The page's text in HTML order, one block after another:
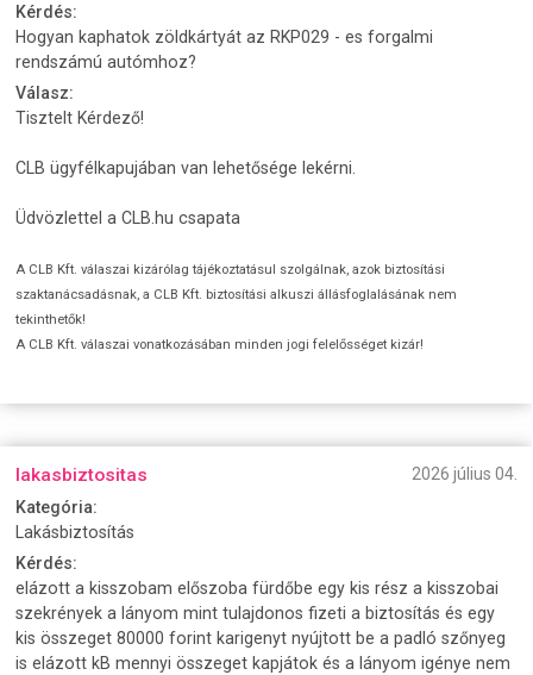
Kérdés:
Hogyan kaphatok zöldkártyát az RKP029 - es forgalmi
rendszámú autómhoz?
Válasz:
Tisztelt Kérdező!
CLB ügyfélkapujában van lehetősége lekérni.
Üdvözlettel a CLB.hu csapata
A CLB Kft. válaszai kizárólag tájékoztatásul szolgálnak, azok biztosítási
szaktanácsadásnak, a CLB Kft. biztosítási alkuszi állásfoglalásának nem
tekinthetők!
A CLB Kft. válaszai vonatkozásában minden jogi felelősséget kizár!
lakasbiztositas
2026 július 04.
Kategória:
Lakásbiztosítás
Kérdés:
elázott a kisszobam előszoba fürdőbe egy kis rész a kisszobai
szekrények a lányom mint tulajdonos fizeti a biztosítás és egy
kis összeget 80000 forint karigenyt nyújtott be a padló szőnyeg
is elázott kB mennyi összeget kapjátok és a lányom igénye nem